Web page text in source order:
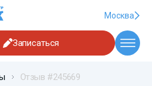
Москва
Записаться
Отзыв #245669